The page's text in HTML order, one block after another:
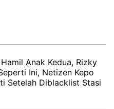
Anak Kedua, Rizky
Ini, Netizen Kepo
Setelah Diblacklist Stasi